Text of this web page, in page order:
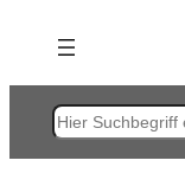
Inhalt
springen
Suchen